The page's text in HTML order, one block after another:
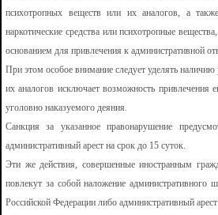
психотропных веществ или их аналогов, а
наркотические средства или психотропные
основанием для привлечения к административной
При этом особое внимание следует уделять
их аналогов исключает возможность привлечения
уголовно наказуемого деяния.
Санкция за указанное правонарушение
административный арест на срок до 15 суток.
Эти же действия, совершенные иностранным
повлекут за собой наложение
Российской Федерации либо административный